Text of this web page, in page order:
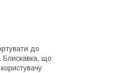
до
Блискавка, що